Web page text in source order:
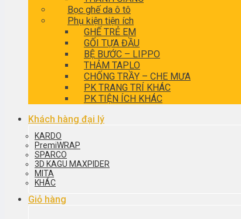
Bọc ghế da ô tô
Phụ kiện tiện ích
GHẾ TRẺ EM
GỐI TỰA ĐẦU
BỆ BƯỚC – LIPPO
THẢM TAPLO
CHỐNG TRẦY – CHE MƯA
PK TRANG TRÍ KHÁC
PK TIỆN ÍCH KHÁC
Khách hàng đại lý
KARDO
PremiWRAP
SPARCO
3D KAGU MAXPIDER
MITA
KHÁC
Giỏ hàng